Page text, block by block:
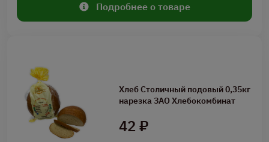
Подробнее о товаре
Хлеб Столичный подовый 0,35кг
нарезка ЗАО Хлебокомбинат
42 ₽